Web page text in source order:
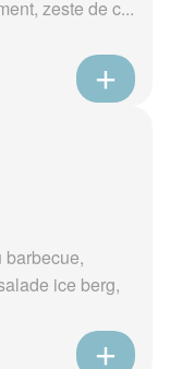
zeste de c...
ice berg,